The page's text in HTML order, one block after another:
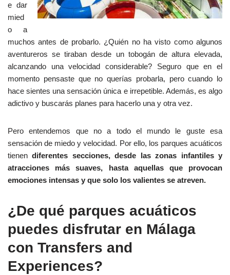
e dar
mied
o a
muchos antes de probarlo. ¿Quién no ha visto como algunos
aventureros se tiraban desde un tobogán de altura elevada,
alcanzando una velocidad considerable? Seguro que en el
momento pensaste que no querías probarla, pero cuando lo
hace sientes una sensación única e irrepetible. Además, es algo
adictivo y buscarás planes para hacerlo una y otra vez.
Pero entendemos que no a todo el mundo le guste esa
sensación de miedo y velocidad. Por ello, los parques acuáticos
tienendiferentes secciones, desde las zonas infantiles y
atracciones más suaves, hasta aquellas que provocan
emociones intensas y que solo los valientes se atreven.
¿De qué parques acuáticos
puedes disfrutar en Málaga
con Transfers and
Experiences?